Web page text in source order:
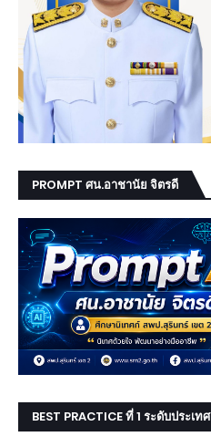
PROMPT ศน.อาชานัย จิตรดี
BEST PRACTICE ที่ 1 ระดับประเทศ